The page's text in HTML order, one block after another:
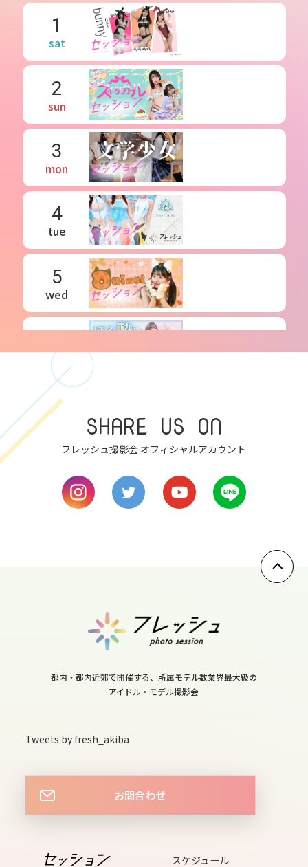
1
sat
2
sun
3
mon
4
tue
5
wed
thu
7
fri
9
13
fri
sat
16
17
SHARE US ON
フレッシュ撮影会 オフィシャルアカウント
都内・都内近郊で開催する、所属モデル数業界最大級の
アイドル・モデル撮影会
Tweets by fresh_akiba
お問合わせ
スケジュール